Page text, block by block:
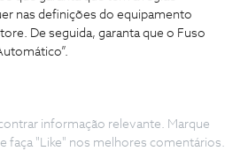
nas definições do equipamento
De seguida, garanta que o Fuso
informação relevante. Marque
faça "Like" nos melhores comentários.